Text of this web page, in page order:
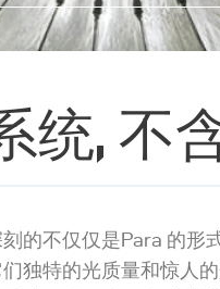
统, 不
的不仅仅是Para 的形
独特的光质量和惊人